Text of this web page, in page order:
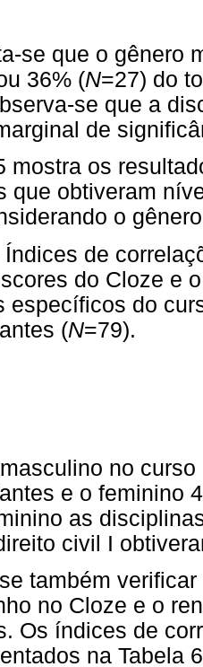
se que o gênero
36% (N=27) do
se que a
de
mostra os
que obtiveram
o
Índices de
do Cloze e
específicos do
(N=79).
no
e o feminino
as
civil I
também
no Cloze e o
Os índices de
na Tabela